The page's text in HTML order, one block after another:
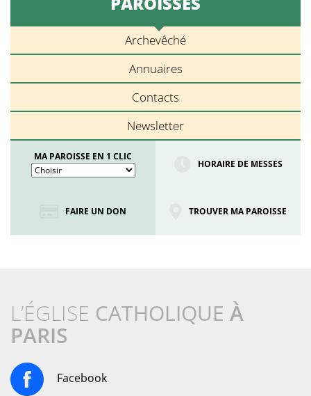
Archevêché
Annuaires
Contacts
Newsletter
MA PAROISSE EN 1 CLIC
HORAIRE DE MESSES
FAIRE UN DON TROUVER MA PAROISSE
L’ÉGLISE CATHOLIQUE À
PARIS
Facebook